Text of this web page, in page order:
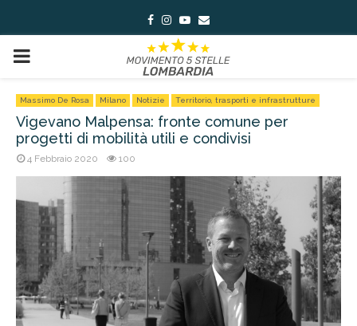
Facebook
Instagram
Youtube
Email
PRIMARY
MENU
Massimo De Rosa Milano Notizie Territorio, trasporti e infrastrutture
Vigevano Malpensa: fronte comune per
progetti di mobilità utili e condivisi
4 Febbraio 2020 100